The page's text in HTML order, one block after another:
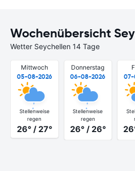
Wochenübersicht
Wetter Seychellen 14 Tage
Mittwoch
05-08-2026
Stellenweise
regen
26° / 27°
Donnerstag
06-08-2026
Stellenweise
regen
26° / 26°
07-